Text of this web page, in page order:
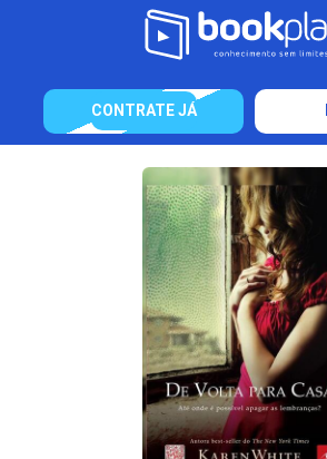
CONTRATE JÁ